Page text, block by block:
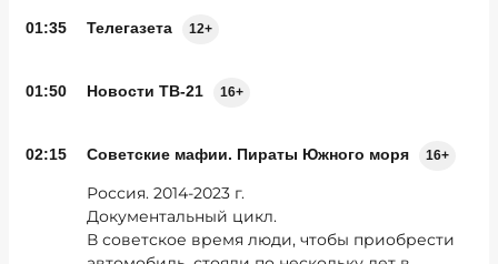
01:35 Телегазета 12+
01:50 Новости ТВ-21 16+
02:15 Советские мафии. Пираты Южного моря 16+
Россия. 2014-2023 г.
Документальный цикл.
В советское время люди, чтобы приобрести